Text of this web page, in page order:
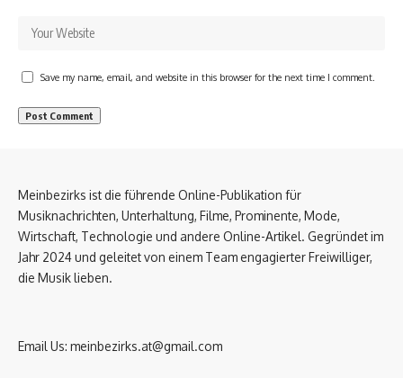
Save my name, email, and website in this browser for the next time I comment.
Meinbezirks ist die führende Online-Publikation für
Musiknachrichten, Unterhaltung, Filme, Prominente, Mode,
Wirtschaft, Technologie und andere Online-Artikel. Gegründet im
Jahr 2024 und geleitet von einem Team engagierter Freiwilliger,
die Musik lieben.
Email Us: meinbezirks.at@gmail.com